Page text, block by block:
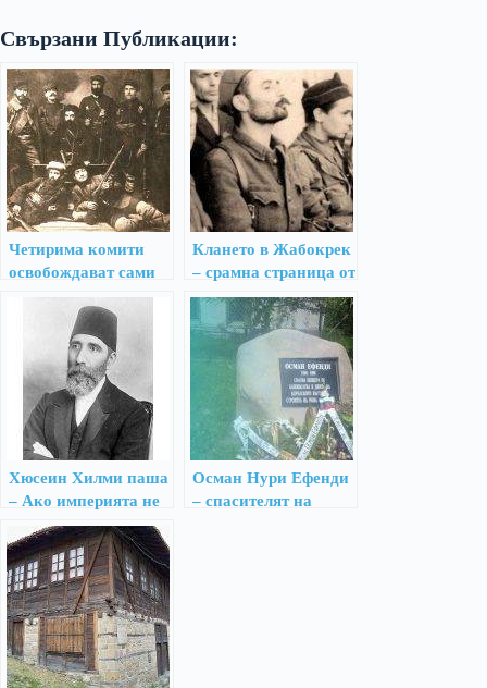
Свързани Публикации:
Четирима комити
освобождават сами
Клането в Жабокрек
– срамна страница от
историята на БКП
Хюсеин Хилми паша
– Ако империята не
можа да излезе на
глава с българите,
сръбската и
гръцката власт ли
ще ги укроти?
Осман Нури Ефенди
– спасителят на